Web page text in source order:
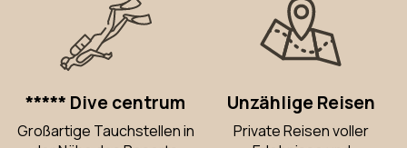
***** Dive centrum
Großartige Tauchstellen in
Unzählige Reisen
Private Reisen voller